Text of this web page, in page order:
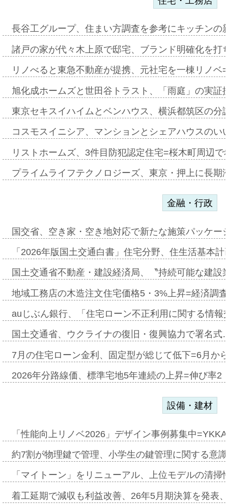
長谷工グループ、住まい方調査を参考にキッチン
諸戸の家が代々木上原で邸宅、ブランド明確化を
リノべると東急不動産が提携、元社宅を一棟リノ
旭化成ホームズと世田谷トラスト、「雨庭」の実
東京セキスイハイムとベンハウス、横浜都筑区の
コスモスイニシア、マンションとシェアハウスの
リストホームズ、3件目防犯認定住宅=桜木町周辺
プライムライフテクノロジーズ、東京・押上に長
金融・行政
国交省、空き家・空き地対応で新たな施策パッケ
「2026年版国土交通白書」住宅分野、住生活基本
国土交通省不動産・建設経済局、〝持続可能な建
地域工務店の木造注文住宅価格5・3%上昇=経済調
auじぶん銀行、「住宅ローン不正利用に関する情
国土交通省、ウクライナの復旧・復興協力で署名
7月の住宅ローン金利、固定型が総じて低下=6月か
2026年分路線価、標準宅地5年連続の上昇=伸び率
設備・建材
「性能向上リノベ2026」デザイン事例募集中
約7割が物理鍵で管理、小学生の鍵管理に関する意
「マイトーン」をリニューアル、上位モデルの清
着工延期で減収も利益改善、26年5月期決算を発表